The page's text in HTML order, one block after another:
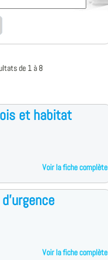
de 1 à 8
et habitat
Voir la fiche complète
Voir la fiche complète